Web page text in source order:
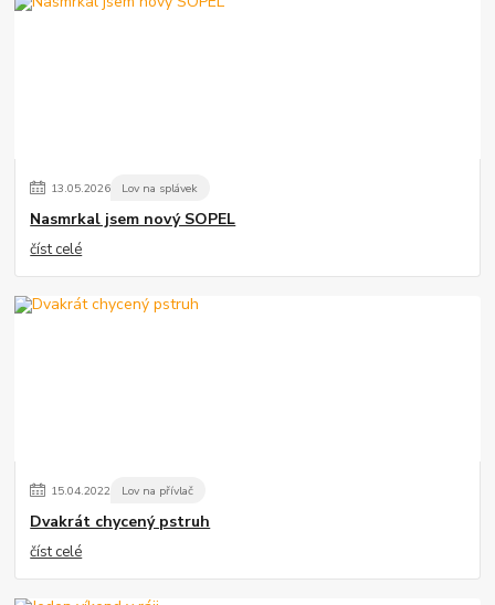
13.05.2026 Lov na splávek
Nasmrkal jsem nový SOPEL
číst celé
15.04.2022 Lov na přívlač
Dvakrát chycený pstruh
číst celé